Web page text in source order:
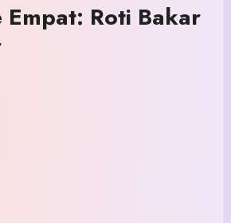
Empat: Roti Bakar